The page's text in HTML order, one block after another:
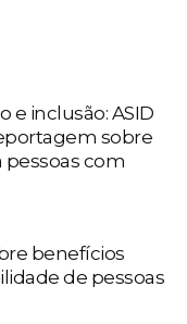
inclusão: ASID
sobre
com
benefícios
de pessoas